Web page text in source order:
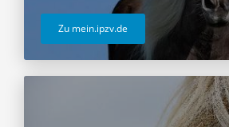
Zu mein.ipzv.de